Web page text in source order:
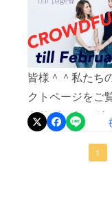
望まで！実現さ
う気持ちがます
一方です。1日
に支援してくだ
ロンの皆様、本
とうございます
のご支援・ご声
宜しくお願い致
純計算で1日あ
皆様＾＾私たち
クトページをご
ありがとうござ
戦すると決意す
間はかかりませ
1